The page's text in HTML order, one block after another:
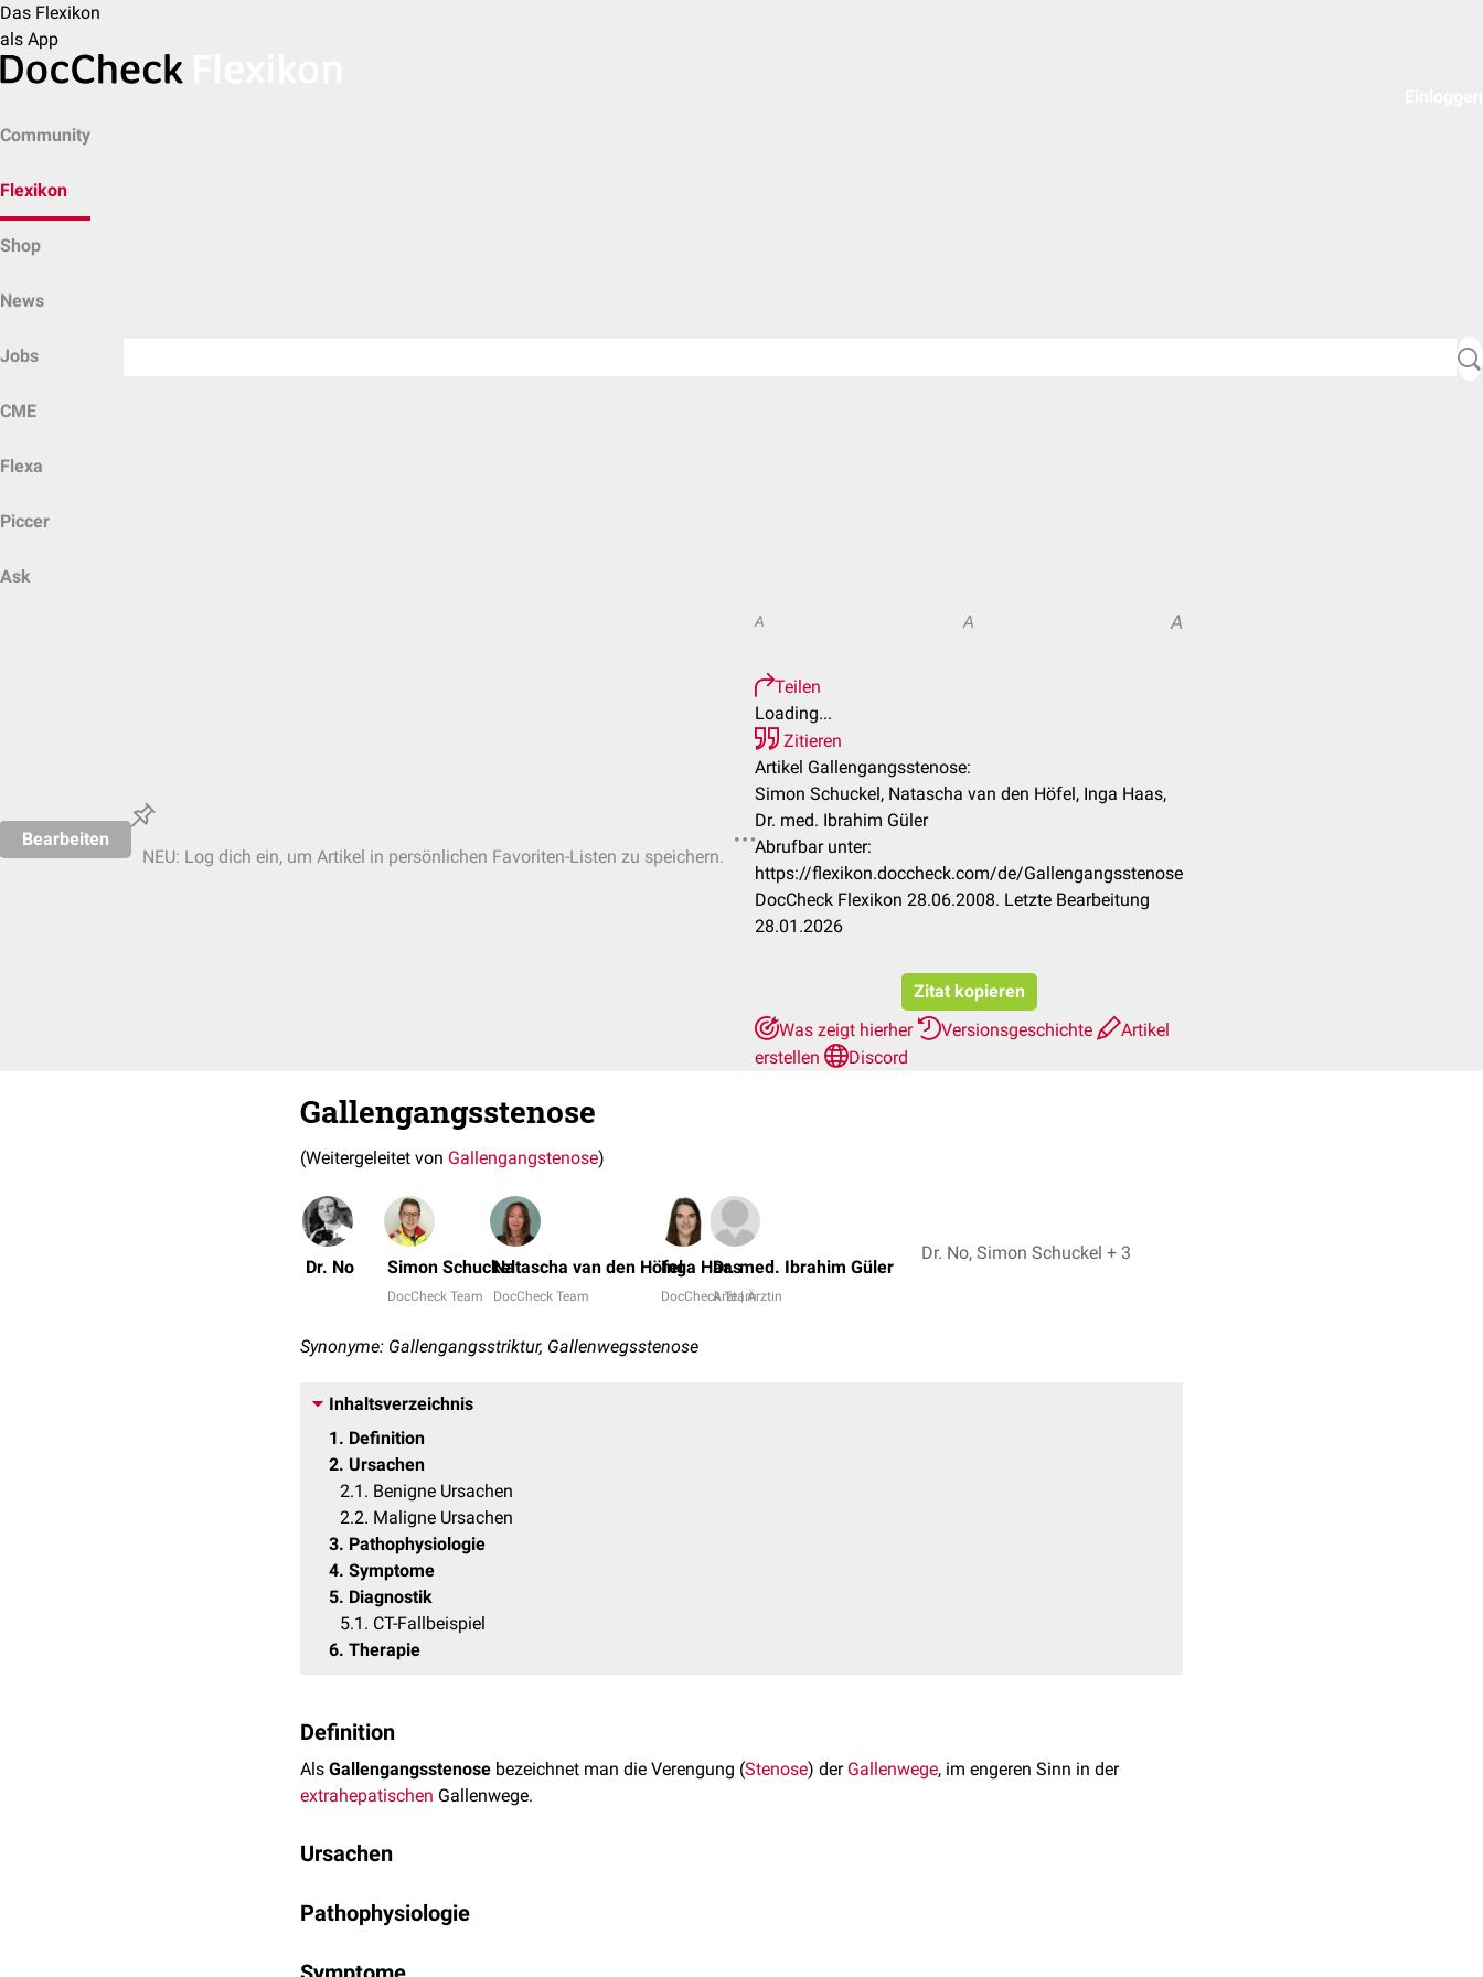
Das Flexikon
als App
Community
Flexikon
Shop
News
Jobs
CME
Flexa
Piccer
Ask
Bearbeiten
NEU: Log dich ein, um Artikel in persönlichen Favoriten-Listen zu speichern.
A A A
Teilen
Loading...
Zitieren
Artikel Gallengangsstenose:
Simon Schuckel, Natascha van den Höfel, Inga Haas,
Dr. med. Ibrahim Güler
Abrufbar unter:
https://flexikon.doccheck.com/de/Gallengangsstenose
DocCheck Flexikon 28.06.2008. Letzte Bearbeitung
28.01.2026
Zitat kopieren
Was zeigt hierher
Versionsgeschichte
Artikel
erstellen
Discord
Gallengangsstenose
(Weitergeleitet von Gallengangstenose)
Dr. No Simon Schuckel
DocCheck Team
Natascha van den Höfel
DocCheck Team
Inga Haas
DocCheck Team
Dr. med. Ibrahim Güler
Arzt | Ärztin
Dr. No, Simon Schuckel + 3
Synonyme: Gallengangsstriktur, Gallenwegsstenose
Inhaltsverzeichnis
1
Definition
2 Ursachen
2.1
Benigne Ursachen
2.2 Maligne Ursachen
3 Pathophysiologie
4 Symptome
5 Diagnostik
5.1
CT-Fallbeispiel
6 Therapie
Definition
Als Gallengangsstenose bezeichnet man die Verengung (Stenose) der Gallenwege, im engeren Sinn in der
extrahepatischen Gallenwege.
Ursachen
Pathophysiologie